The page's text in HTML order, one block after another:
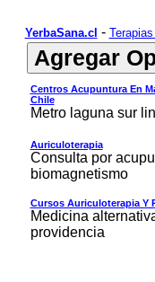
YerbaSana.cl -
Centros Acupuntura En
Chile
Metro laguna sur
Auriculoterapia
Consulta por
biomagnetismo
Cursos Auriculoterapia Y
Medicina
providencia